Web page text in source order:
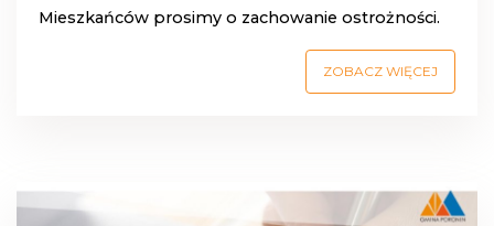
Mieszkańców prosimy o zachowanie ostrożności.
ZOBACZ WIĘCEJ